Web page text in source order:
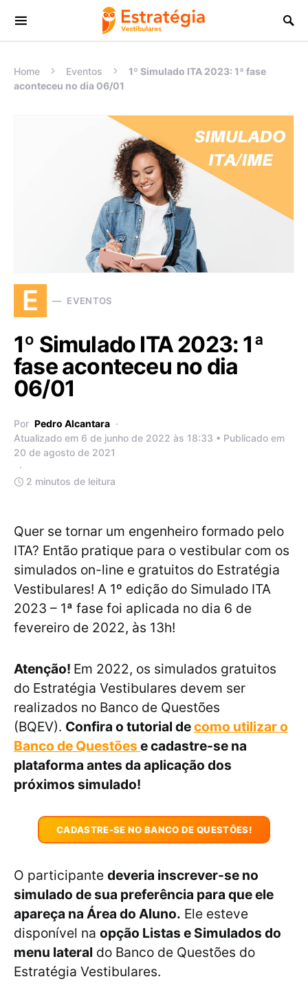
Procurar:
Home Eventos
1º Simulado ITA 2023: 1ª fase
aconteceu no dia 06/01
E EVENTOS
1º Simulado ITA 2023: 1ª
fase aconteceu no dia
06/01
Por Pedro Alcantara
Atualizado em 6 de junho de 2022 às 18:33 • Publicado em
20 de agosto de 2021
2 minutos de leitura
Quer se tornar um engenheiro formado pelo
ITA? Então pratique para o vestibular com os
simulados on-line e gratuitos do Estratégia
Vestibulares! A 1º edição do Simulado ITA
2023 – 1ª fase foi aplicada no dia 6 de
fevereiro de 2022, às 13h!
Atenção! Em 2022, os simulados gratuitos
do Estratégia Vestibulares devem ser
realizados no Banco de Questões
(BQEV). Confira o tutorial decomo utilizar o
Banco de Questões e cadastre-se na
plataforma antes da aplicação dos
próximos simulado!
CADASTRE-SE NO BANCO DE QUESTÕES!
O participante deveria inscrever-se no
simulado de sua preferência para que ele
apareça na Área do Aluno. Ele esteve
disponível na opção Listas e Simulados do
menu lateral do Banco de Questões do
Estratégia Vestibulares.